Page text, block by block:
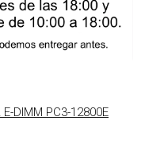
DIMM PC3-12800E